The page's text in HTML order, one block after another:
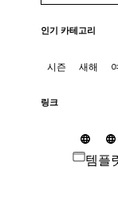
인기 카테고리
시즌 새해
링크
템플